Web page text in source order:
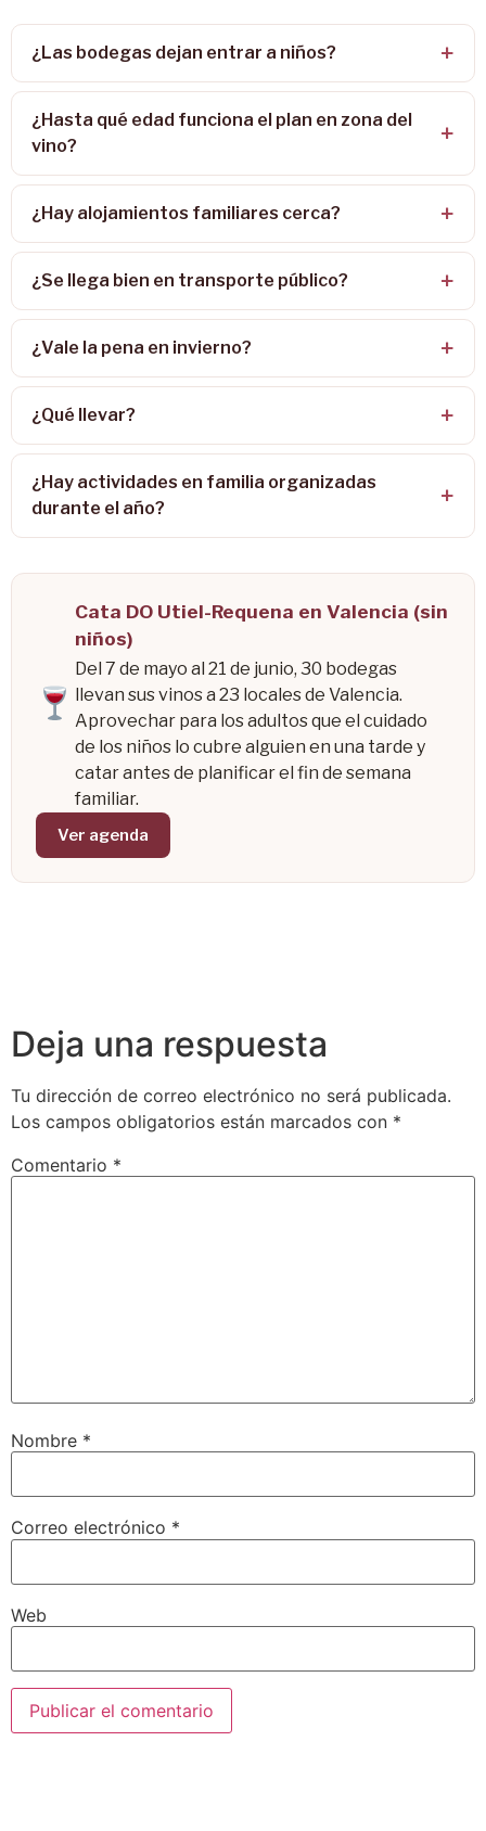
¿Las bodegas dejan entrar a niños?
¿Hasta qué edad funciona el plan en zona del
vino?
¿Hay alojamientos familiares cerca?
¿Se llega bien en transporte público?
¿Vale la pena en invierno?
¿Qué llevar?
¿Hay actividades en familia organizadas
durante el año?
Cata DO Utiel-Requena en Valencia (sin
niños)
Del 7 de mayo al 21 de junio, 30 bodegas
llevan sus vinos a 23 locales de Valencia.
Aprovechar para los adultos que el cuidado
de los niños lo cubre alguien en una tarde y
catar antes de planificar el fin de semana
familiar.
Ver agenda
Deja una respuesta
Tu dirección de correo electrónico no será publicada.
Los campos obligatorios están marcados con *
Comentario *
Nombre *
Correo electrónico *
Web